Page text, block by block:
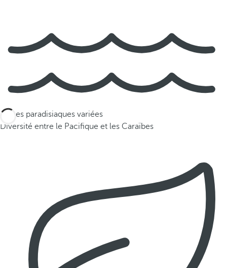
Plages paradisiaques variées
Diversité entre le Pacifique et les Caraïbes